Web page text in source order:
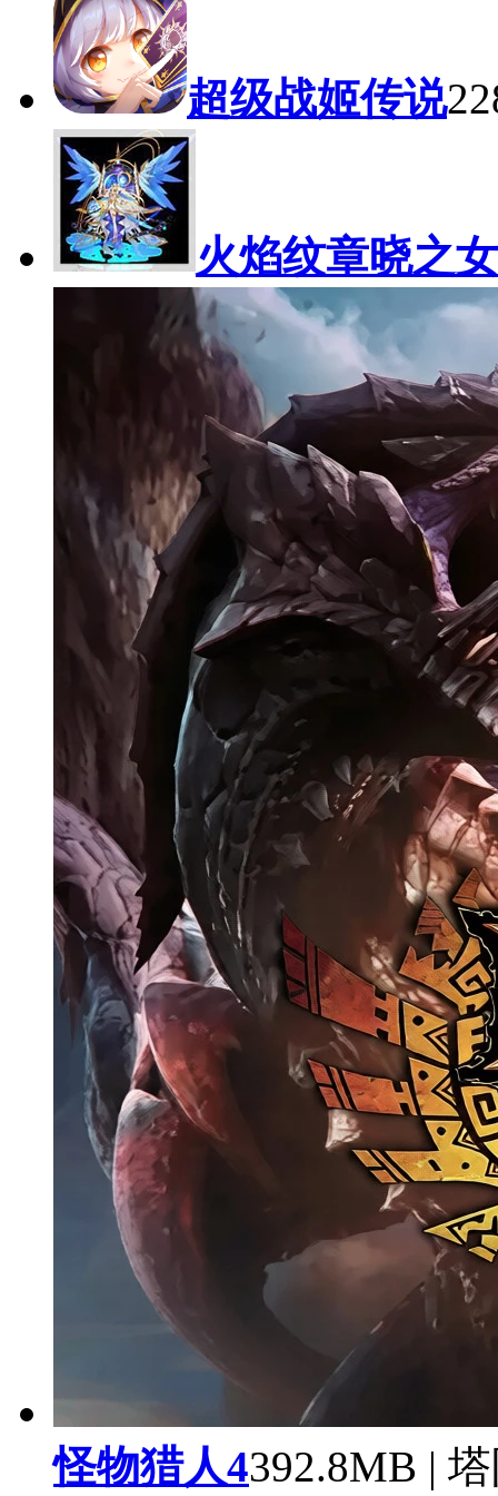
超级战姬传说
火焰纹章晓之
怪物猎人4392.8MB |